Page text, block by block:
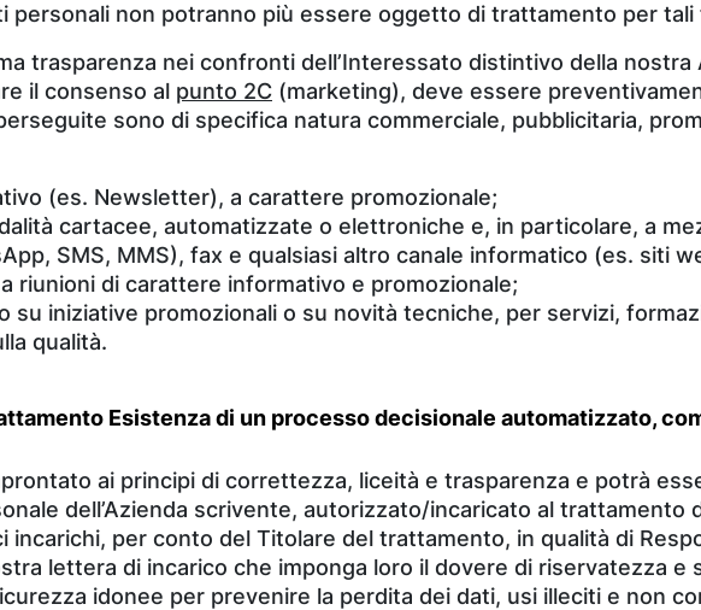
personali non potranno più essere oggetto di trattamento per tali
trasparenza nei confronti dell’Interessato distintivo della nostra
il consenso al punto 2C (marketing), deve essere
sono di specifica natura commerciale, pubblicitaria,
(es. Newsletter), a carattere promozionale;
cartacee, automatizzate o elettroniche e, in particolare, a
SMS, MMS), fax e qualsiasi altro canale informatico (es. siti
riunioni di carattere informativo e promozionale;
su iniziative promozionali o su novità tecniche, per servizi,
qualità.
Esistenza di un processo decisionale automatizzato,
ai principi di correttezza, liceità e trasparenza e potrà
dell’Azienda scrivente, autorizzato/incaricato al trattamento
per conto del Titolare del trattamento, in qualità di
lettera di incarico che imponga loro il dovere di riservatezza
idonee per prevenire la perdita dei dati, usi illeciti e non